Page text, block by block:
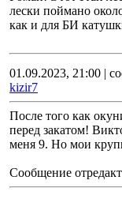
лески поймано
как и для БИ
01.09.2023, 21:00 |
kizir7
После того как
перед закатом!
меня 9. Но мои
Сообщение